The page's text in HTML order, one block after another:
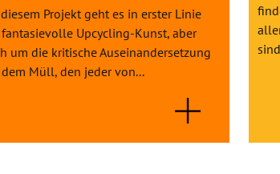
Projekt geht es in erster Linie
Upcycling-Kunst, aber
um die kritische Auseinandersetzung
Müll, den jeder von...